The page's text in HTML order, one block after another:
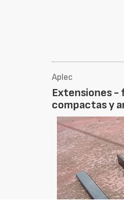
Aplec
Extensiones -
compactas y